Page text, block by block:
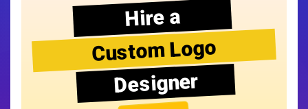
Hire a
Custom Logo
Designer